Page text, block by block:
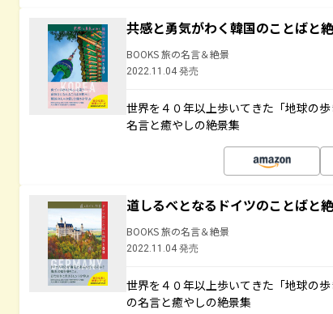
共感と勇気がわく韓国のことばと
BOOKS 旅の名言＆絶景
2022.11.04 発売
世界を４０年以上歩いてきた「地球の
名言と癒やしの絶景集
道しるべとなるドイツのことばと
BOOKS 旅の名言＆絶景
2022.11.04 発売
世界を４０年以上歩いてきた「地球の
の名言と癒やしの絶景集